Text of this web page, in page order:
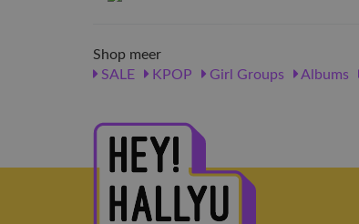
Shop meer
SALE
KPOP Girl Groups Albums